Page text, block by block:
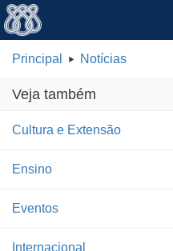
Principal Notícias
Veja também
Cultura e Extensão
Ensino
Eventos
Internacional